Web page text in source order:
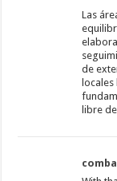
Las
de
locales
libre